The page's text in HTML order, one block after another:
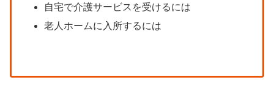
自宅で介護サービスを受けるには
老人ホームに入所するには